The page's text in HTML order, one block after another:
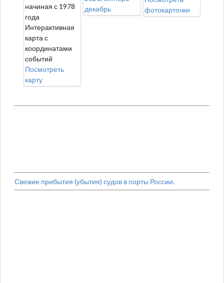
начиная с 1978
года
Интерактивная
карта с
координатами
событий
Посмотреть
карту
декабрь
фотокарточки
Свежие прибытия (убытия) судов в порты России.